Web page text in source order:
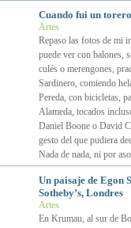
Cuando fui un
Artes
Repaso las fotos de mi
puede ver con balones,
culés o merengones,
Sardinero, comiendo
Pereda, con bicicletas,
Alameda, tocados
Daniel Boone o David
gesto del que pudiera
Nada de nada, ni por
Un paisaje de Egon
Sotheby’s, Londres
Artes
En Krumau, al sur de